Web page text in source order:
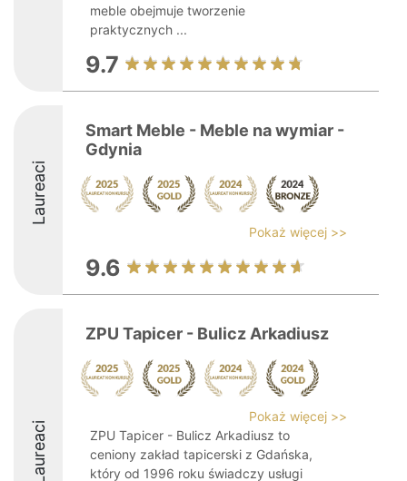
meble obejmuje tworzenie
praktycznych ...
9.7
Laureaci
Smart Meble - Meble na wymiar -
Gdynia
Pokaż więcej >>
9.6
Laureaci
ZPU Tapicer - Bulicz Arkadiusz
Pokaż więcej >>
ZPU Tapicer - Bulicz Arkadiusz to
ceniony zakład tapicerski z Gdańska,
który od 1996 roku świadczy usługi